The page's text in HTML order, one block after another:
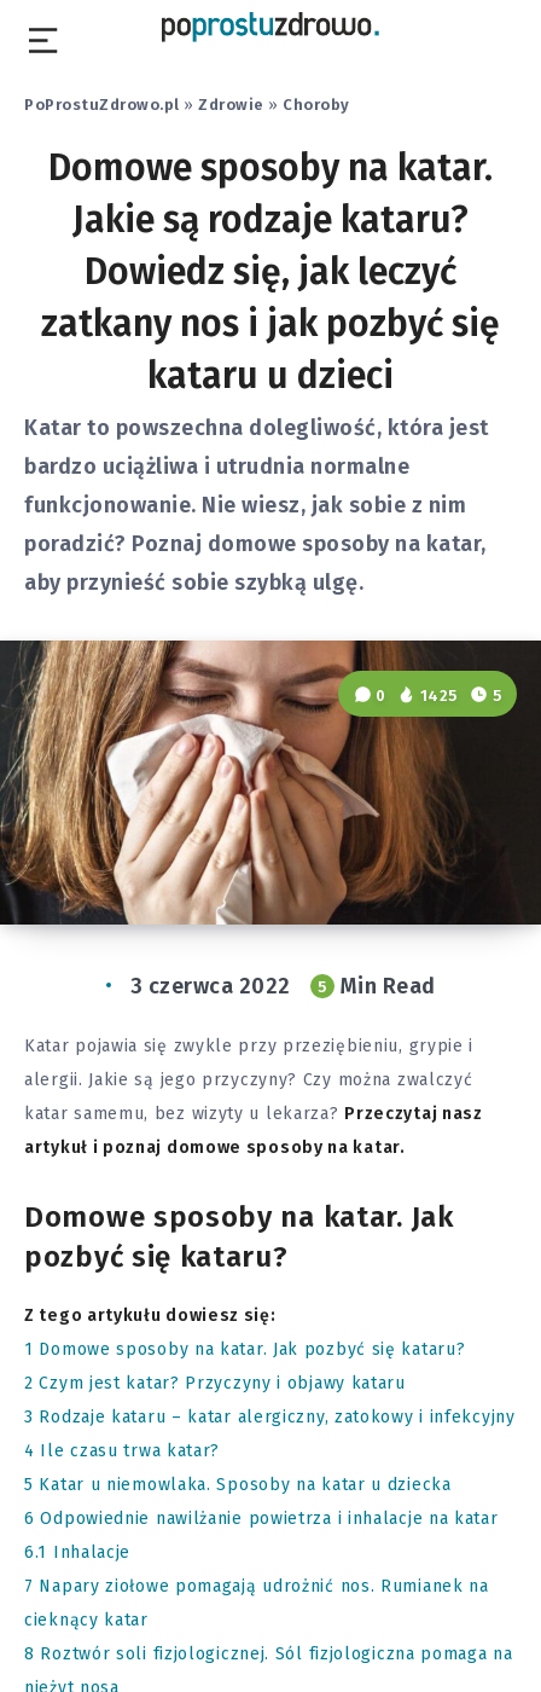
PoProstuZdrowo.pl » Zdrowie » Choroby
Domowe sposoby na katar.
Jakie są rodzaje kataru?
Dowiedz się, jak leczyć
zatkany nos i jak pozbyć się
kataru u dzieci
Katar to powszechna dolegliwość, która jest
bardzo uciążliwa i utrudnia normalne
funkcjonowanie. Nie wiesz, jak sobie z nim
poradzić? Poznaj domowe sposoby na katar,
aby przynieść sobie szybką ulgę.
0 1425 5
3 czerwca 2022 5 Min Read
Katar pojawia się zwykle przy przeziębieniu, grypie i
alergii. Jakie są jego przyczyny? Czy można zwalczyć
katar samemu, bez wizyty u lekarza? Przeczytaj nasz
artykuł i poznaj domowe sposoby na katar.
Domowe sposoby na katar. Jak
pozbyć się kataru?
Z tego artykułu dowiesz się:
1 Domowe sposoby na katar. Jak pozbyć się kataru?
2 Czym jest katar? Przyczyny i objawy kataru
3 Rodzaje kataru – katar alergiczny, zatokowy i infekcyjny
4 Ile czasu trwa katar?
5 Katar u niemowlaka. Sposoby na katar u dziecka
6 Odpowiednie nawilżanie powietrza i inhalacje na katar
6.1 Inhalacje
7 Napary ziołowe pomagają udrożnić nos. Rumianek na
cieknący katar
8 Roztwór soli fizjologicznej. Sól fizjologiczna pomaga na
nieżyt nosa